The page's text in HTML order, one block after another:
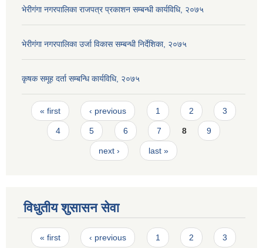
भेरीगंगा नगरपालिका राजपत्र प्रकाशन सम्बन्धी कार्यविधि, २०७५
भेरीगंगा नगरपालिका उर्जा विकास सम्बन्धी निर्देशिका, २०७५
कृषक समूह दर्ता सम्बन्धि कार्यविधि, २०७५
Pages
« first ‹ previous 1 2 3
4 5 6 7 8 9
next › last »
विधुतीय शुसासन सेवा
Pages
« first ‹ previous 1 2
3